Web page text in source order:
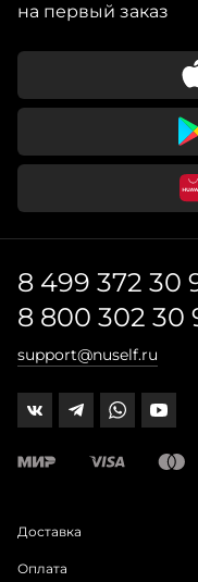
на первый заказ
8 499 372 30
8 800 302 30
support@nuself.ru
Доставка
Оплата